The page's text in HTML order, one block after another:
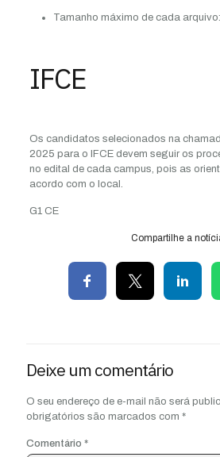
Tamanho máximo de cada
IFCE
Os candidatos selecionados na
2025 para o IFCE devem seguir os
no edital de cada campus, pois as
acordo com o local.
G1 CE
Compartilhe a
Deixe um comentário
O seu endereço de e-mail não será
obrigatórios são marcados com *
Comentário *